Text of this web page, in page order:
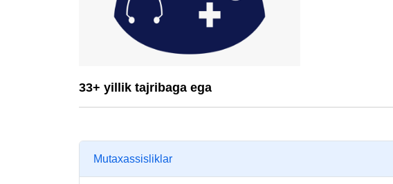
33+ yillik tajribaga ega
Mutaxassisliklar